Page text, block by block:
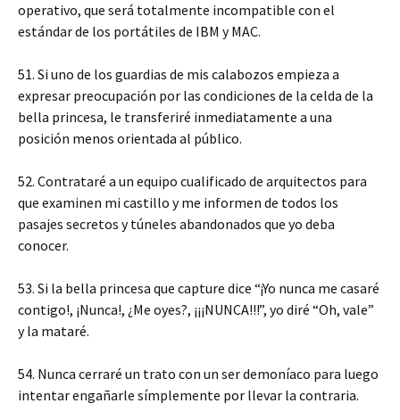
operativo, que será totalmente incompatible con el
estándar de los portátiles de IBM y MAC.
51. Si uno de los guardias de mis calabozos empieza a
expresar preocupación por las condiciones de la celda de la
bella princesa, le transferiré inmediatamente a una
posición menos orientada al público.
52. Contrataré a un equipo cualificado de arquitectos para
que examinen mi castillo y me informen de todos los
pasajes secretos y túneles abandonados que yo deba
conocer.
53. Si la bella princesa que capture dice “¡Yo nunca me casaré
contigo!, ¡Nunca!, ¿Me oyes?, ¡¡¡NUNCA!!!”, yo diré “Oh, vale”
y la mataré.
54. Nunca cerraré un trato con un ser demoníaco para luego
intentar engañarle símplemente por llevar la contraria.